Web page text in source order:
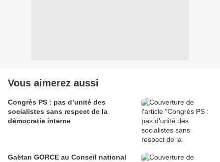
Vous aimerez aussi
Congrès PS : pas d’unité des
socialistes sans respect de la
démocratie interne
Gaëtan GORCE au Conseil national